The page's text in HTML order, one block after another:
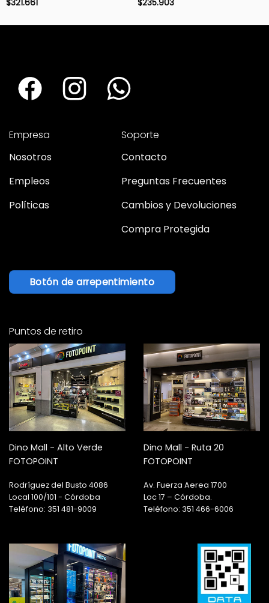
$321.661 $235.903
Empresa
Nosotros
Empleos
Políticas
Soporte
Contacto
Preguntas Frecuentes
Cambios y Devoluciones
Compra Protegida
Botón de arrepentimiento
Puntos de retiro
Dino Mall - Alto Verde
FOTOPOINT
Rodríguez del Busto 4086
Local 100/101 - Córdoba
Teléfono: 351 481-9009
Dino Mall - Ruta 20
FOTOPOINT
Av. Fuerza Aerea 1700
Loc 17 – Córdoba.
Teléfono: 351 466-6006